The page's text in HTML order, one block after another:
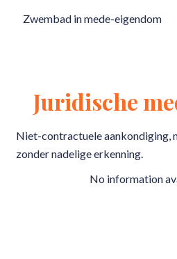
Zwembad in mede-eigendom
Juridische
Niet-contractuele aankondiging,
zonder nadelige erkenning.
No information